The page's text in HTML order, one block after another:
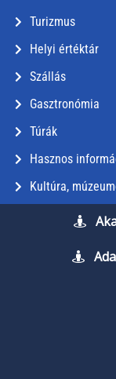
Turizmus
Helyi értéktár
Szállás
Gasztronómia
Túrák
Hasznos
Kultúra,